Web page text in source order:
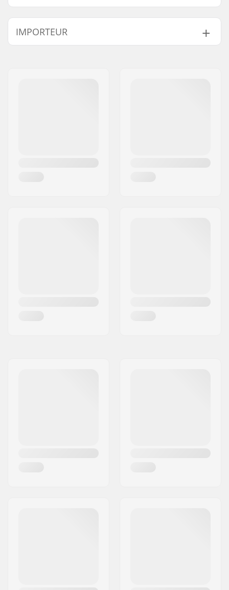
Compression type:
HIC
Bar Binnendiameter:
Starnut:
Niet inbegrepen
IMPORTEUR